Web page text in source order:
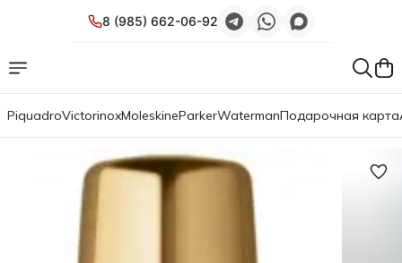
8 (985) 662-06-92
PiquadroVictorinoxMoleskineParkerWatermanПодарочная карта